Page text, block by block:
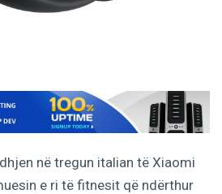
në tregun italian të Xiaomi
e ri të fitnesit që ndërthur